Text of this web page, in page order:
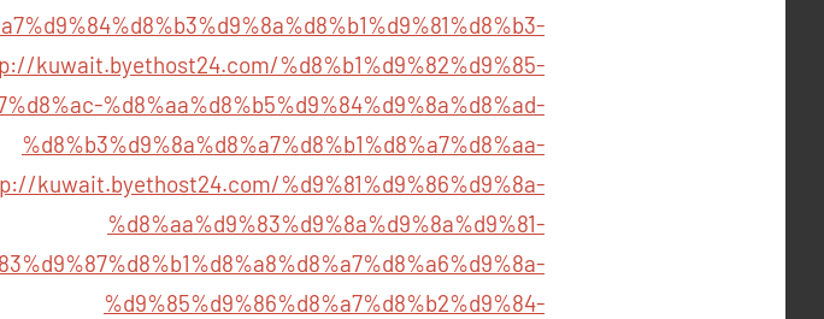
kuwait.byethost24.com/%d8%b1%d9%82%d9%85-
%d8%aa%d8%b5%d9%84%d9%8a%d8%ad-
%d8%b3%d9%8a%d8%a7%d8%b1%d8%a7%d8%aa-
kuwait.byethost24.com/%d9%81%d9%86%d9%8a-
%d8%aa%d9%83%d9%8a%d9%8a%d9%81-
%d9%85%d9%86%d8%a7%d8%b2%d9%84-